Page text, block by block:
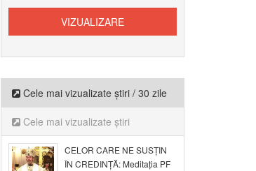
Cele mai vizualizate știri / 30 zile
Cele mai vizualizate știri
CELOR CARE NE SUSȚIN
ÎN CREDINȚĂ: Meditația PF